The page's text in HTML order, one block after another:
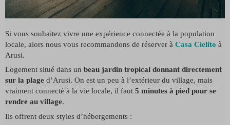
Si vous souhaitez vivre une expérience connectée à la population
locale, alors nous vous recommandons de réserver à Casa Cielito à
Arusi.
Logement situé dans un beau jardin tropical donnant directement
sur la plage d’Arusi. On est un peu à l’extérieur du village, mais
vraiment connecté à la vie locale, il faut 5 minutes à pied pour se
rendre au village.
Ils offrent deux styles d’hébergements :